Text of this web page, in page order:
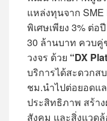
แหล่งทุนจาก SME
พิเศษเพียง 3% ต่อ
30 ล้านบาท ควบ
วงจร ด้วย “DX
บริการได้สะดวกส
ชม.นำไปต่อยอดแ
ประสิทธิภาพ สร้า
สังคม และสิ่งแวด